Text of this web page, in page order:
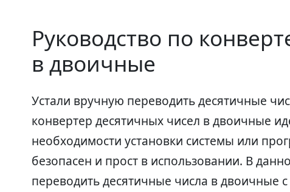
Руководство по
в двоичные
Устали вручную переводить десятичные
конвертер десятичных чисел в двоичные
необходимости установки системы или
безопасен и прост в использовании. В
переводить десятичные числа в двоичные